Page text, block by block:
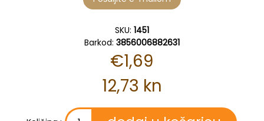
SKU: 1451
Barkod: 3856006882631
€1,69
12,73 kn